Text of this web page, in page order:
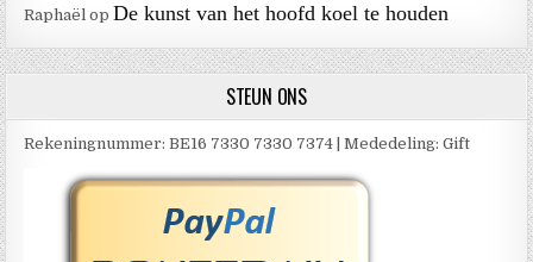
Raphaël opDe kunst van het hoofd koel te houden
STEUN ONS
Rekeningnummer: BE16 7330 7330 7374 | Mededeling: Gift